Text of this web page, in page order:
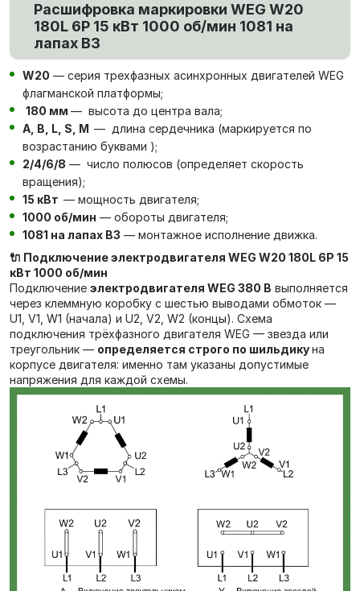
Расшифровка маркировки WEG W20
180L 6P 15 кВт 1000 об/мин 1081 на
лапах В3
W20 — серия трехфазных асинхронных двигателей WEG
флагманской платформы;
180 мм — высота до центра вала;
А, В, L, S, М — длина сердечника (маркируется по
возрастанию буквами );
2/4/6/8 — число полюсов (определяет скорость
вращения);
15 кВт — мощность двигателя;
1000 об/мин — обороты двигателя;
1081 на лапах В3 — монтажное исполнение движка.
🔌 Подключение электродвигателя WEG W20 180L 6P 15
кВт 1000 об/мин
Подключение электродвигателя WEG 380 В выполняется
через клеммную коробку с шестью выводами обмоток —
U1, V1, W1 (начала) и U2, V2, W2 (концы). Схема
подключения трёхфазного двигателя WEG — звезда или
треугольник — определяется строго по шильдикуна
корпусе двигателя: именно там указаны допустимые
напряжения для каждой схемы.